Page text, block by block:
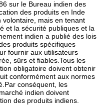
sur le Bureau indien des
des produits en Inde
mais en tenant
et la sécurité publiques et la
indien a publié des lois
produits spécifiques
fournir aux utilisateurs
sûrs et fiables.Tous les
obligatoire doivent obtenir
conformément aux normes
conséquent, les
indien doivent
des produits indiens.